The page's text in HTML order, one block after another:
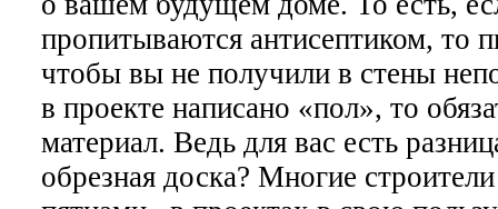
пропитываются антисептиком, то
чтобы вы не получили в стены
в проекте написано «пол», то
материал. Ведь для вас есть
обрезная доска? Многие